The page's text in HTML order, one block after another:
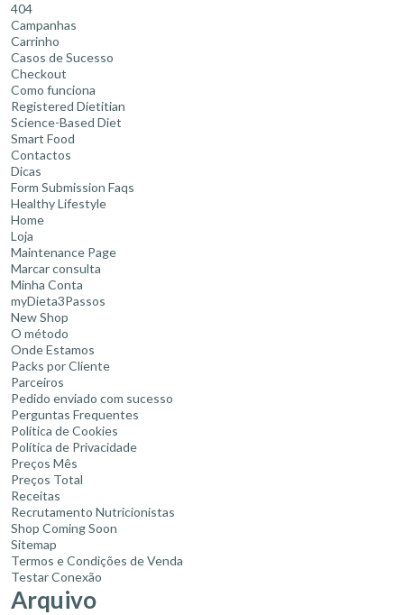
404
Campanhas
Carrinho
Casos de Sucesso
Checkout
Como funciona
Registered Dietitian
Science-Based Diet
Smart Food
Contactos
Dicas
Form Submission Faqs
Healthy Lifestyle
Home
Loja
Maintenance Page
Marcar consulta
Minha Conta
myDieta3Passos
New Shop
O método
Onde Estamos
Packs por Cliente
Parceiros
Pedido enviado com sucesso
Perguntas Frequentes
Política de Cookies
Política de Privacidade
Preços Mês
Preços Total
Receitas
Recrutamento Nutricionistas
Shop Coming Soon
Sitemap
Termos e Condições de Venda
Testar Conexão
Arquivo